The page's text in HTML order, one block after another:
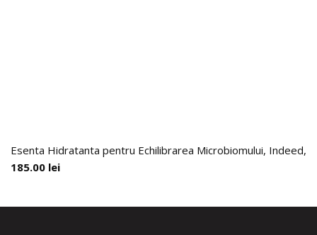
Esenta Hidratanta pentru Echilibrarea Microbiomului, Indeed,
185.00 lei